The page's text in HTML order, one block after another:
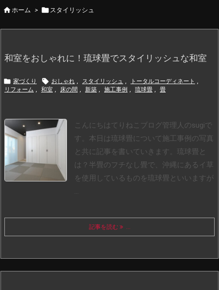
ホーム >  スタイリッシュ
和室をおしゃれに！琉球畳でスタイリッシュな和室
 家づくり  おしゃれ , スタイリッシュ , トータルコーディネート ,
リフォーム , 和室 , 床の間 , 新築 , 施工事例 , 琉球畳 , 畳
こんにちはてりねこブログ管理人のsugiで
す。 本日は琉球畳について施工事例の写真
と共に記事を書いていきます。 琉球畳と
は？ 半畳のフチなし畳で、沖縄にあるイ草
を使用しているものを琉球畳といいますが
...
記事を読む ...